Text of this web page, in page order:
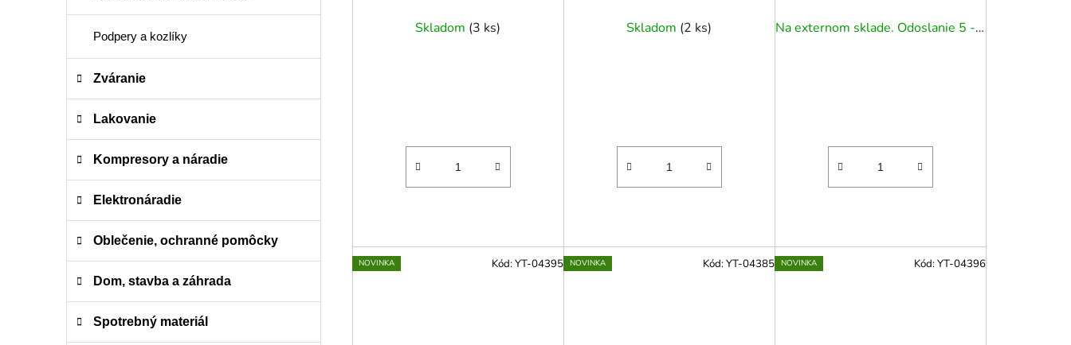
Podpery a kozlíky
Zváranie
Lakovanie
Kompresory a náradie
Elektronáradie
Oblečenie, ochranné pomôcky
Dom, stavba a záhrada
Spotrebný materiál
Skladom (3 ks) Skladom (2 ks) Na externom sklade. Odoslanie 5 - 7 prac. dní.
NOVINKA Kód:YT-04395 NOVINKA Kód:YT-04385 NOVINKA Kód:YT-04396